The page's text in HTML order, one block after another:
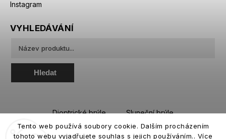
Tento web používá soubory cookie. Dalším procházením
tohoto webu vyjadřujete souhlas s jejich používáním.. Více
Instagram
VYHLEDÁVÁNÍ
Hledat
Dioptrické brýle
Sluneční brýle
Sportovní brýle
Kontaktní čočky